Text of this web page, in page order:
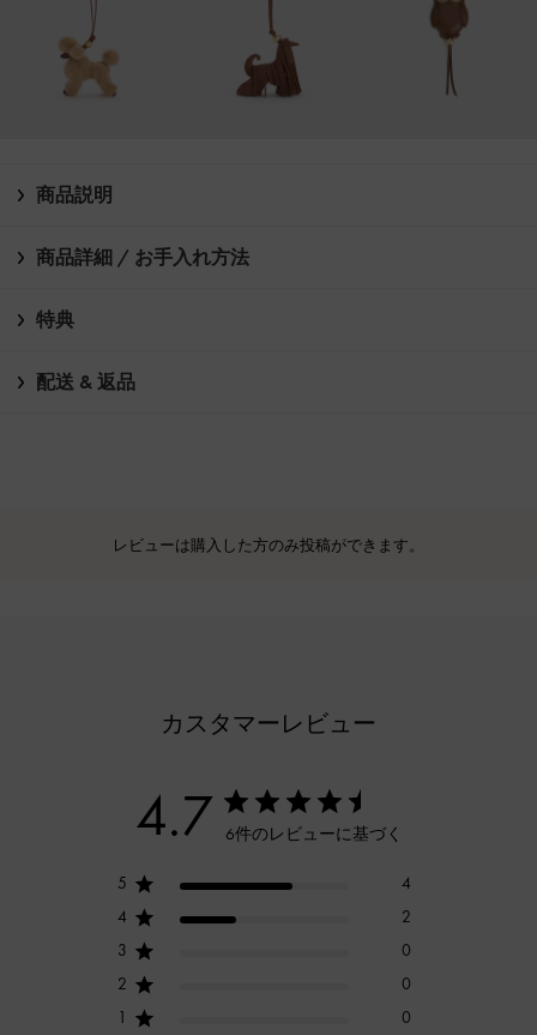
商品説明
商品詳細 / お手入れ方法
特典
配送 & 返品
レビューは購入した方のみ投稿ができます。
カスタマーレビュー
4.7 6件のレビューに基づく
5
4
4
2
3
0
2
0
1
0